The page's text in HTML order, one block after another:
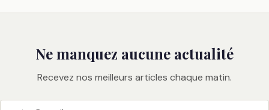
Ne manquez aucune actualité
Recevez nos meilleurs articles chaque matin.